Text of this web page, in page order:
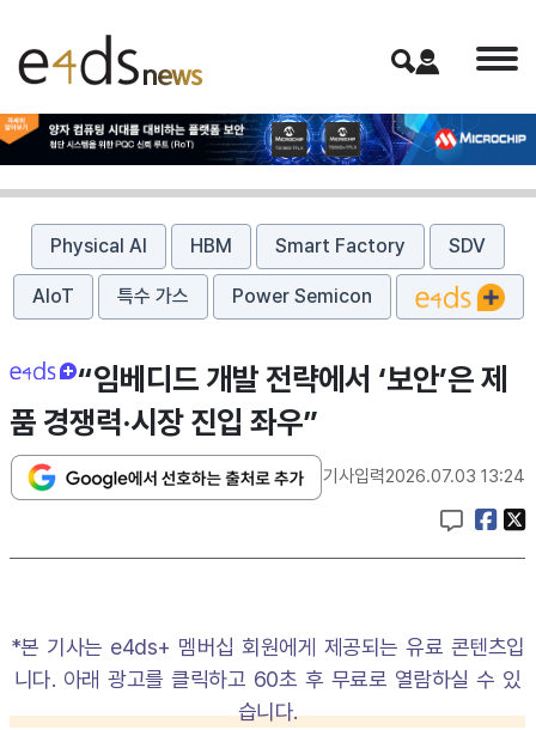
Physical AI HBM Smart Factory SDV
AIoT 특수 가스 Power Semicon
“임베디드 개발 전략에서 ‘보안’은 제
품 경쟁력·시장 진입 좌우”
기사입력2026.07.03 13:24
*본 기사는 e4ds+ 멤버십 회원에게 제공되는 유료 콘텐츠입
니다. 아래 광고를 클릭하고 60초 후 무료로 열람하실 수 있
습니다.